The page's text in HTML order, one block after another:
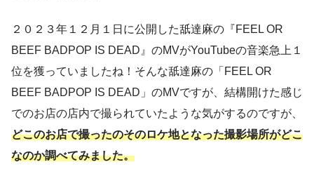
２０２３年１２月１日に公開した舐達麻の『FEEL OR
BEEF BADPOP IS DEAD』のMVがYouTubeの音楽急上１
位を獲っていましたね！そんな舐達麻の「FEEL OR
BEEF BADPOP IS DEAD」のMVですが、結構開けた感じ
でのお店の店内で撮られていたような気がするのですが、
どこのお店で撮ったのそのロケ地となった撮影場所がどこ
なのか調べてみました。